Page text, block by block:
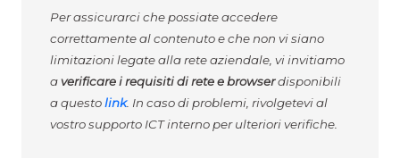
Per assicurarci che possiate accedere
correttamente al contenuto e che non vi siano
limitazioni legate alla rete aziendale, vi invitiamo
averificare i requisiti di rete e browserdisponibili
a questolink. In caso di problemi, rivolgetevi al
vostro supporto ICT interno per ulteriori verifiche.